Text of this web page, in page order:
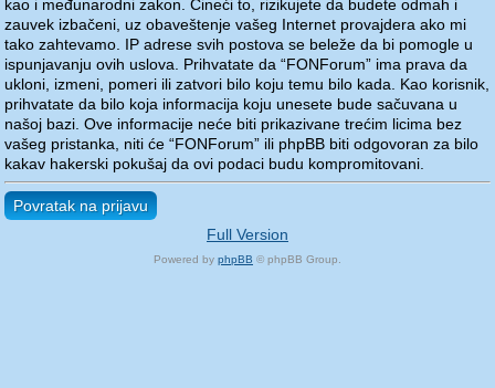
kao i međunarodni zakon. Čineći to, rizikujete da budete odmah i
zauvek izbačeni, uz obaveštenje vašeg Internet provajdera ako mi
tako zahtevamo. IP adrese svih postova se beleže da bi pomogle u
ispunjavanju ovih uslova. Prihvatate da “FONForum” ima prava da
ukloni, izmeni, pomeri ili zatvori bilo koju temu bilo kada. Kao korisnik,
prihvatate da bilo koja informacija koju unesete bude sačuvana u
našoj bazi. Ove informacije neće biti prikazivane trećim licima bez
vašeg pristanka, niti će “FONForum” ili phpBB biti odgovoran za bilo
kakav hakerski pokušaj da ovi podaci budu kompromitovani.
Povratak na prijavu
Full Version
Powered by phpBB © phpBB Group.